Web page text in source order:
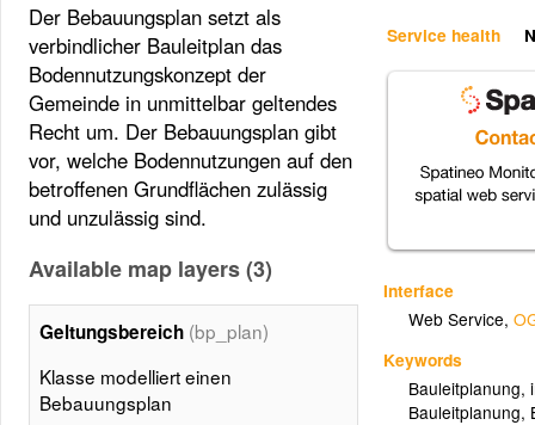
Service health
Interface
Web Service,
Keywords
Bauleitplanung,
Bauleitplanung,
Der Bebauungsplan setzt als
verbindlicher Bauleitplan das
Bodennutzungskonzept der
Gemeinde in unmittelbar geltendes
Recht um. Der Bebauungsplan gibt
vor, welche Bodennutzungen auf den
betroffenen Grundflächen zulässig
und unzulässig sind.
Available map layers (3)
Geltungsbereich (bp_plan)
Klasse modelliert einen
Bebauungsplan